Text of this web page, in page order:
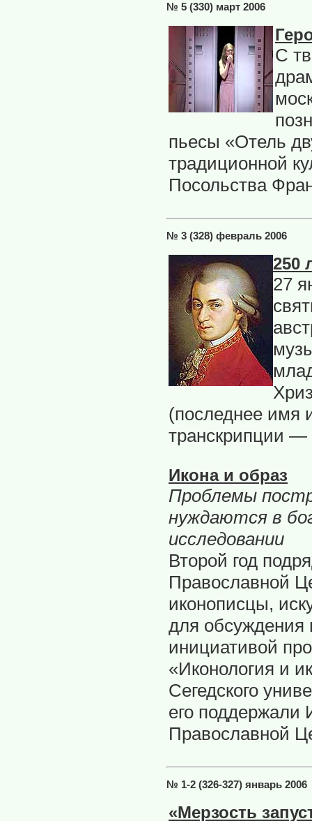
№ 5 (330) март 2006
С
пьесы «Отель
традиционной
Посольства
№ 3 (328) февраль 2006
250
27
(последнее имя
транскрипции
Икона и образ
Проблемы
нуждаются в
исследовании
Второй год
Православной
иконописцы,
для обсуждения
инициативой
«Иконология и
Сегедского
его поддержали
Православной
№ 1-2 (326-327) январь 2006
«Мерзость